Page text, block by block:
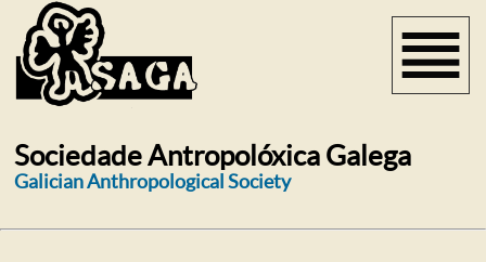
Sociedade Antropolóxica Galega
Galician Anthropological Society